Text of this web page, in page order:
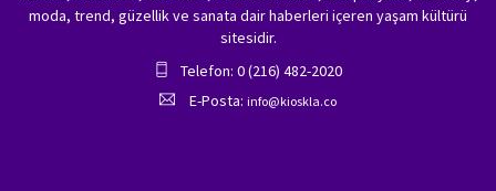
moda, trend, güzellik ve sanata dair haberleri içeren yaşam kültürü
sitesidir.
Telefon: 0 (216) 482-2020
E-Posta: info@kioskla.co